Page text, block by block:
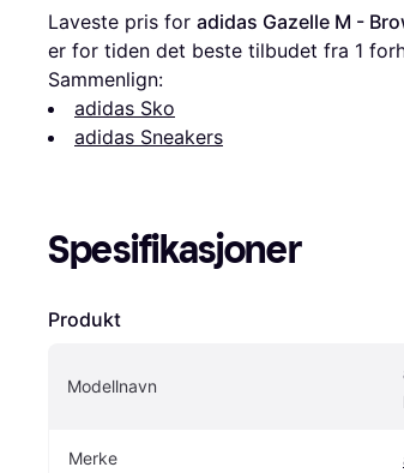
Laveste pris for adidas Gazelle M -
er for tiden det beste tilbudet fra 1
Sammenlign:
adidas Sko
adidas Sneakers
Spesifikasjoner
Produkt
Modellnavn
Merke